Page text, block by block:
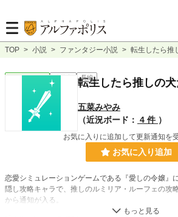
TOP > 小説 > ファンタジー小説 > 転生したら推
ファンタジー 連載中 長編
転生したら推しの
五菜みやみ
（近況ボード： 4 件 ）
お気に入りに追加して更新通知を
お気に入り追加
恋愛シミュレーションゲームである『愛しの令嬢』
隠し攻略キャラで、推しのルミリア・ルーフェの攻
から通知が入る。
そこにはクリア報酬が用意されていて……。